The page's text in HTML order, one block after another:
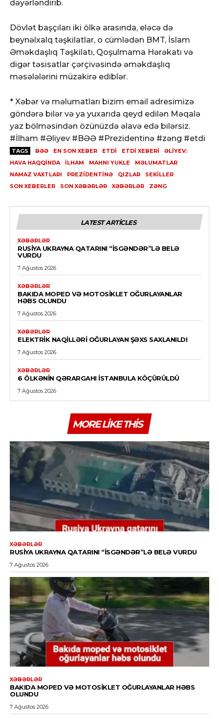
dəyərləndirib.
Dövlət başçıları iki ölkə arasında, eləcə də
beynəlxalq təşkilatlar, o cümlədən BMT, İslam
Əməkdaşlıq Təşkilatı, Qoşulmama Hərəkatı və
digər təsisatlar çərçivəsində əməkdaşlıq
məsələlərini müzakirə ediblər.
* Xəbər və məlumatları bizim email adresimizə
göndərə bilər və ya yuxarıda qeyd edilən Məqalə
yaz bölməsindən özünüzdə əlavə edə bilərsiz.
#İlham #Əliyev #BƏƏ #Prezidentinə #zəng #etdi
TAGS BƏƏ EN SON XEBER ETDI ETDİ XEBERI
ƏLIYEV:
HAVA HAQQINDA
İLHAM MAHNI YUKLE
MƏLUMATLAR
NAMAZ VAXTLARI
PREZIDENTINƏ QIZLAR
SEKILLER
SON XEBERLER
SON XƏBƏRLƏR XƏBƏRLƏR ZƏNG
LATEST ARTICLES
XƏBƏRLƏR
RUSIYA UKRAYNA QATARINI “İSGƏNDƏR”LƏ BELƏ
VURDU
7 Ağustos 2026
XƏBƏRLƏR
BAKIDA MOPED VƏ MOTOSIKLET OĞURLAYANLAR
HƏBS OLUNDU
7 Ağustos 2026
XƏBƏRLƏR
ELEKTRIK NAQILLƏRI OĞURLAYAN ŞƏXS SAXLANILDI
7 Ağustos 2026
XƏBƏRLƏR
6 ÖLKƏNIN QƏRARGAHI İSTANBULA KÖÇÜRÜLDÜ
7 Ağustos 2026
MORE LIKE THIS
XƏBƏRLƏR
RUSIYA UKRAYNA QATARINI “İSGƏNDƏR”LƏ BELƏ VURDU
7 Ağustos 2026
XƏBƏRLƏR
BAKIDA MOPED VƏ MOTOSIKLET OĞURLAYANLAR HƏBS
OLUNDU
7 Ağustos 2026